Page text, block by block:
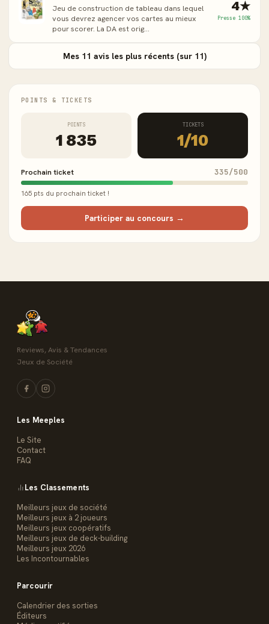
Jeu de construction de tableau dans lequel
vous devrez agencer vos cartes au mieux
pour scorer. La DA est orig...
4★
Presse 100%
Mes 11 avis les plus récents (sur 11)
POINTS & TICKETS
POINTS
1 835
TICKETS
1/10
Prochain ticket 335/500
165 pts du prochain ticket !
Participer au concours →
Reviews, Avis & Tendances
Jeux de Société
Les Meeples
Le Site
Contact
FAQ
Les Classements
Meilleurs jeux de société
Meilleurs jeux à 2 joueurs
Meilleurs jeux coopératifs
Meilleurs jeux de deck-building
Meilleurs jeux 2026
Les Incontournables
Parcourir
Calendrier des sorties
Éditeurs